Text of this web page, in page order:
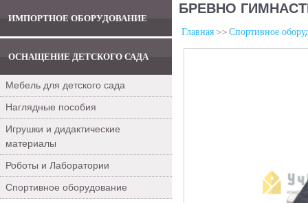
ИМПОРТНОЕ ОБОРУДОВАНИЕ
ОСНАЩЕНИЕ ДЕТСКОГО САДА
Мебель для детского сада
Наглядные пособия
Игрушки и дидактические
материалы
Роботы и Лаборатории
Спортивное оборудование
БРЕВНО
Главная Спортивное